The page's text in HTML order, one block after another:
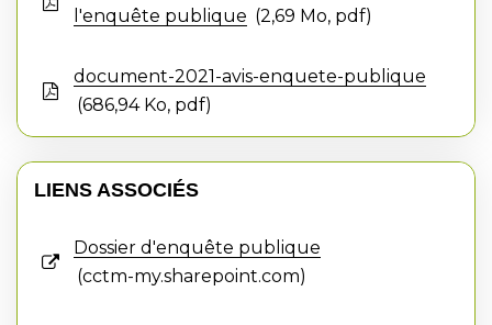
l'enquête publique
2,69 Mo, pdf
document-2021-avis-enquete-publique
686,94 Ko, pdf
LIENS ASSOCIÉS
Dossier d'enquête publique
cctm-my.sharepoint.com